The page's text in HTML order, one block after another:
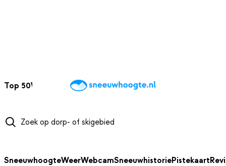
Top 50Webcams WintersportweerKaarten
SneeuwhoogteWeerWebcamSneeuwhistoriePistekaart